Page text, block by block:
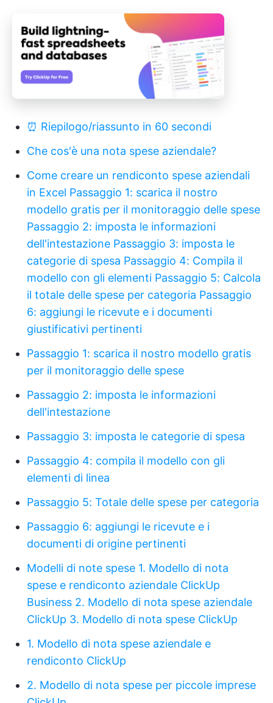
⏰ Riepilogo/riassunto in 60 secondi
Che cos'è una nota spese aziendale?
Come creare un rendiconto spese aziendali
in Excel Passaggio 1: scarica il nostro
modello gratis per il monitoraggio delle spese
Passaggio 2: imposta le informazioni
dell'intestazione Passaggio 3: imposta le
categorie di spesa Passaggio 4: Compila il
modello con gli elementi Passaggio 5: Calcola
il totale delle spese per categoria Passaggio
6: aggiungi le ricevute e i documenti
giustificativi pertinenti
Passaggio 1: scarica il nostro modello gratis
per il monitoraggio delle spese
Passaggio 2: imposta le informazioni
dell'intestazione
Passaggio 3: imposta le categorie di spesa
Passaggio 4: compila il modello con gli
elementi di linea
Passaggio 5: Totale delle spese per categoria
Passaggio 6: aggiungi le ricevute e i
documenti di origine pertinenti
Modelli di note spese 1. Modello di nota
spese e rendiconto aziendale ClickUp
Business 2. Modello di nota spese aziendale
ClickUp 3. Modello di nota spese ClickUp
1. Modello di nota spese aziendale e
rendiconto ClickUp
2. Modello di nota spese per piccole imprese